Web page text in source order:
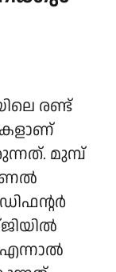
രണ്ട്
മുമ്പ്